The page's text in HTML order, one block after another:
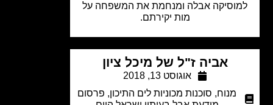
אבלה ומנחמת את המשפחה על
מות יקירתם.
אביה ז"ל של מיכל ציון
אוגוסט 13, 2018
מנוח, סוכנות מכוניות לים התיכון, פרסום